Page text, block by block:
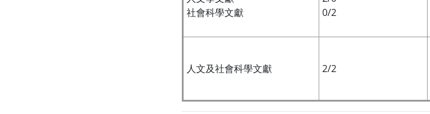
社會科學文獻
0/2
人文及社會科學文獻 2/2